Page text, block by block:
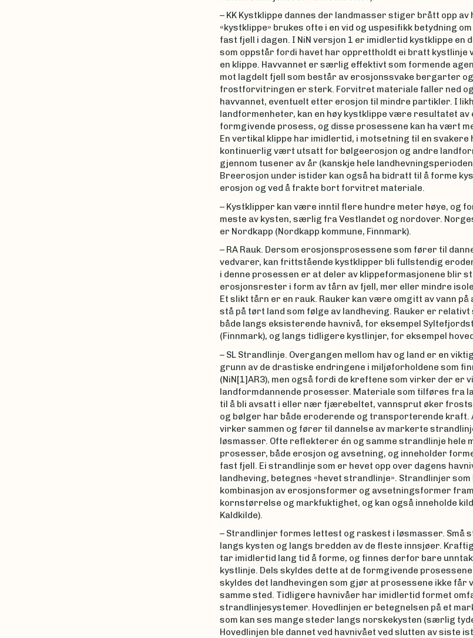
– KK Kystklippe dannes der landmasser stiger brått opp av
«kystklippe» brukes ofte i en vid og uspesifikk betydning
fast fjell i dagen. I NiN versjon 1 er imidlertid kystklippe en
som oppstår fordi havet har opprettholdt ei bratt kystlinje
en klippe. Havvannet er særlig effektivt som formende
mot lagdelt fjell som består av erosjonssvake bergarter
frostforvitringen er sterk. Forvitret materiale faller ned
havvannet, eventuelt etter erosjon til mindre partikler. I
landformenheter, kan en høy kystklippe være resultatet
formgivende prosess, og disse prosessene kan ha vært
En vertikal klippe har imidlertid, i motsetning til en svakere
kontinuerlig vært utsatt for bølgeerosjon og andre
gjennom tusener av år (kanskje hele
Breerosjon under istider kan også ha bidratt til å forme
erosjon og ved å frakte bort forvitret materiale.
– Kystklipper kan være inntil flere hundre meter høye, og
meste av kysten, særlig fra Vestlandet og nordover.
er Nordkapp (Nordkapp kommune, Finnmark).
– RA Rauk. Dersom erosjonsprosessene som fører til
vedvarer, kan frittstående kystklipper bli fullstendig
i denne prosessen er at deler av klippeformasjonene blir
erosjonsrester i form av tårn av fjell, mer eller mindre
Et slikt tårn er en rauk. Rauker kan være omgitt av vann på
stå på tørt land som følge av landheving. Rauker er
både langs eksisterende havnivå, for eksempel
(Finnmark), og langs tidligere kystlinjer, for eksempel
– SL Strandlinje. Overgangen mellom hav og land er en
grunn av de drastiske endringene i miljøforholdene som
(NiN[1]AR3), men også fordi de kreftene som virker der er
landformdannende prosesser. Materiale som tilføres fra
til å bli avsatt i eller nær fjærebeltet, vannsprut øker
og bølger har både eroderende og transporterende kraft.
virker sammen og fører til dannelse av markerte
løsmasser. Ofte reflekterer én og samme strandlinje hele
prosesser, både erosjon og avsetning, og inneholder
fast fjell. Ei strandlinje som er hevet opp over dagens
landheving, betegnes «hevet strandlinje». Strandlinjer som
kombinasjon av erosjonsformer og avsetningsformer
kornstørrelse og markfuktighet, og kan også inneholde
Kaldkilde).
– Strandlinjer formes lettest og raskest i løsmasser. Små
langs kysten og langs bredden av de fleste innsjøer.
tar imidlertid lang tid å forme, og finnes derfor bare
kystlinje. Dels skyldes dette at de formgivende
skyldes det landhevingen som gjør at prosessene ikke får
samme sted. Tidligere havnivåer har imidlertid formet
strandlinjesystemer. Hovedlinjen er betegnelsen på et
som kan ses mange steder langs norskekysten (særlig
Hovedlinjen ble dannet ved havnivået ved slutten av siste